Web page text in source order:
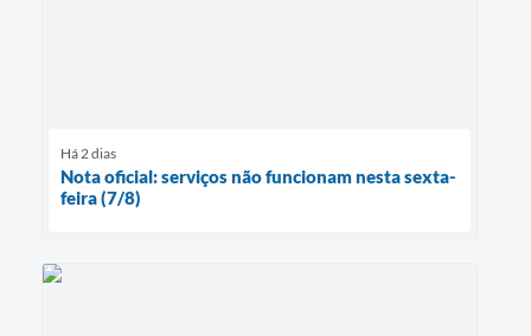
Há 2 dias
Nota oficial: serviços não funcionam nesta sexta-
feira (7/8)